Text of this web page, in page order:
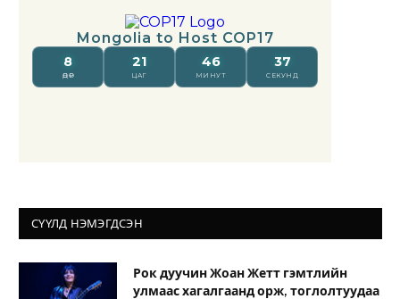
СҮҮЛД НЭМЭГДСЭН
Рок дуучин Жоан Жетт гэмтлийн
улмаас хагалгаанд орж, тоглолтуудаа